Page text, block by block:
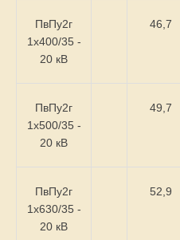
ПвПу2г
1х400/35 -
20 кВ
46,7
ПвПу2г
1х500/35 -
20 кВ
49,7
ПвПу2г
1х630/35 -
20 кВ
52,9